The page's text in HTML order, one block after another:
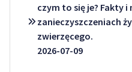
czym to się je? Fakty
zanieczyszczeniach
zwierzęcego.
2026-07-09